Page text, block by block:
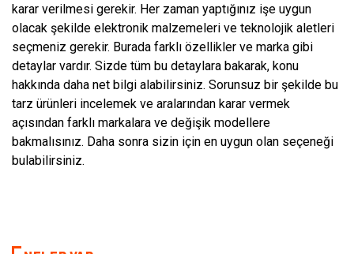
karar verilmesi gerekir. Her zaman yaptığınız işe uygun
olacak şekilde elektronik malzemeleri ve teknolojik aletleri
seçmeniz gerekir. Burada farklı özellikler ve marka gibi
detaylar vardır. Sizde tüm bu detaylara bakarak, konu
hakkında daha net bilgi alabilirsiniz. Sorunsuz bir şekilde bu
tarz ürünleri incelemek ve aralarından karar vermek
açısından farklı markalara ve değişik modellere
bakmalısınız. Daha sonra sizin için en uygun olan seçeneği
bulabilirsiniz.